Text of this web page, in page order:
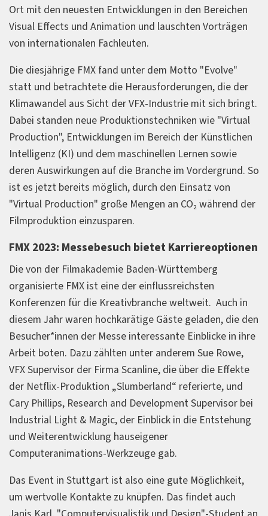
Ort mit den neuesten Entwicklungen in den Bereichen
Visual Effects und Animation und lauschten Vorträgen
von internationalen Fachleuten.
Die diesjährige FMX fand unter dem Motto "Evolve"
statt und betrachtete die Herausforderungen, die der
Klimawandel aus Sicht der VFX-Industrie mit sich bringt.
Dabei standen neue Produktionstechniken wie "Virtual
Production", Entwicklungen im Bereich der Künstlichen
Intelligenz (KI) und dem maschinellen Lernen sowie
deren Auswirkungen auf die Branche im Vordergrund. So
ist es jetzt bereits möglich, durch den Einsatz von
"Virtual Production" große Mengen an CO₂ während der
Filmproduktion einzusparen.
FMX 2023: Messebesuch bietet Karriereoptionen
Die von der Filmakademie Baden-Württemberg
organisierte FMX ist eine der einflussreichsten
Konferenzen für die Kreativbranche weltweit. Auch in
diesem Jahr waren hochkarätige Gäste geladen, die den
Besucher*innen der Messe interessante Einblicke in ihre
Arbeit boten. Dazu zählten unter anderem Sue Rowe,
VFX Supervisor der Firma Scanline, die über die Effekte
der Netflix-Produktion „Slumberland“ referierte, und
Cary Phillips, Research and Development Supervisor bei
Industrial Light & Magic, der Einblick in die Entstehung
und Weiterentwicklung hauseigener
Computeranimations-Werkzeuge gab.
Das Event in Stuttgart ist also eine gute Möglichkeit,
um wertvolle Kontakte zu knüpfen. Das findet auch